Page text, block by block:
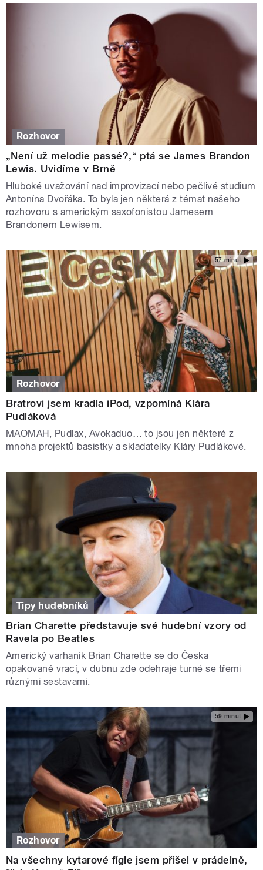
Rozhovor
„Není už melodie passé?,“ ptá se James Brandon
Lewis. Uvidíme v Brně
Hluboké uvažování nad improvizací nebo pečlivé studium
Antonína Dvořáka. To byla jen některá z témat našeho
rozhovoru s americkým saxofonistou Jamesem
Brandonem Lewisem.
57 minut
Rozhovor
Bratrovi jsem kradla iPod, vzpomíná Klára
Pudláková
MAOMAH, Pudlax, Avokaduo… to jsou jen některé z
mnoha projektů basistky a skladatelky Kláry Pudlákové.
Tipy hudebníků
Brian Charette představuje své hudební vzory od
Ravela po Beatles
Americký varhaník Brian Charette se do Česka
opakovaně vrací, v dubnu zde odehraje turné se třemi
různými sestavami.
59 minut
Rozhovor
Na všechny kytarové fígle jsem přišel v prádelně,